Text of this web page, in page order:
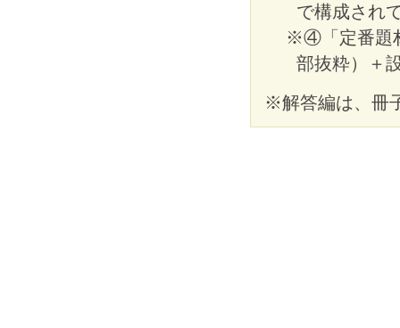
で構成され
※④「定番題
部抜粋）＋
※解答編は、冊